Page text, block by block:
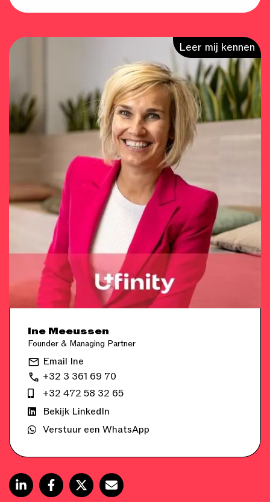
Leer mij kennen
Ine Meeussen
Founder & Managing Partner
Email Ine
+32 3 361 69 70
+32 472 58 32 65
Bekijk LinkedIn
Verstuur een WhatsApp